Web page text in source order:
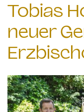
Tobias
neuer